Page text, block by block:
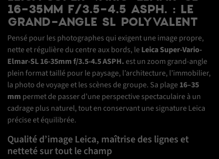
16-35MM F/3.5-4.5 ASPH. : LE
GRAND-ANGLE SL POLYVALENT
Pensé pour les photographes qui exigent une image propre,
nette et régulière du centre aux bords, leLeica Super-Vario-
Elmar-SL 16-35mm f/3.5-4.5 ASPH. est un zoom grand-angle
plein format taillé pour le paysage, l’architecture, l’immobilier,
la photo de voyage et les scènes de groupe. Sa plage16–35
mm permet de passer d’une perspective spectaculaire à un
cadrage plus naturel, tout en conservant une signature Leica
précise et équilibrée.
Qualité d’image Leica, maîtrise des lignes et
netteté sur tout le champ